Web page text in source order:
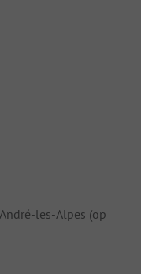
les-Alpes (op